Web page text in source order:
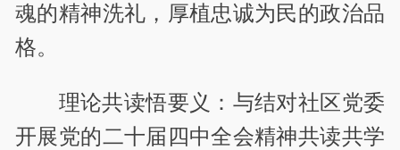
魂的精神洗礼，厚植忠诚为民的政治品
格。
理论共读悟要义：与结对社区党委
开展党的二十届四中全会精神共读共学